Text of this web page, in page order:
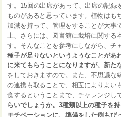
す。15回の出席があって、出席の記録
ものがあると思っています。植物はも
加減を持って、管理をすることが大事
上、さらには、図書館に栽培に関する
す。そんなことを参考にしながら、チ
種子が足りないというようなことがあ
に来てもらうことになりますが、新た
をしておきますので。また、不思議な
の連携も取ることで、相互によりよい
食するということまで、チャレンジし
らいでしょうか。3種類以上の種子を
モチベーションに、準備をした側もび